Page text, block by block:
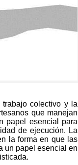
colectivo y la
que manejan
papel esencial para
de ejecución. La
la forma en que las
un papel esencial en
.